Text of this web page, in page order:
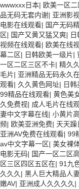
wwwxxx日本| 欧美一区
品无码无套内谢| 亚洲影
电影在线观看| 国产无码
区| 国产又黄又猛又爽|
视频在线观看| 欧美在线
幕二区| 日韩欧美一级片|
一区二区三区不卡| 精久
毛片| 亚洲精品无码永久
观看| 久久黄色网址| 日
99精品在线观看| 黄色美
久免费视| 成人毛片在线
妻中文字幕在线| 小黄片
频| 欧美亚洲免费| 天天
亚洲AV免费在线观看| 99
av中文字幕一区| 美女裸
电影无码| 国产一区二区
区三区四区五区在| 91九
久久久 | 黑人巨大精品人
嫩AV| 亚洲成人久久久久 |